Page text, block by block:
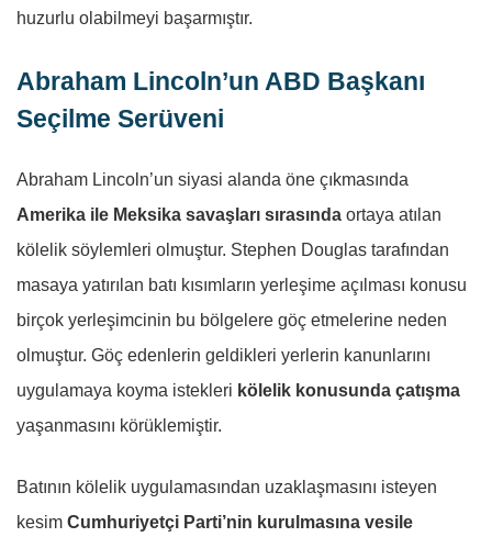
huzurlu olabilmeyi başarmıştır.
Abraham Lincoln’un ABD Başkanı
Seçilme Serüveni
Abraham Lincoln’un siyasi alanda öne çıkmasında
Amerika ile Meksika savaşları sırasında ortaya atılan
kölelik söylemleri olmuştur. Stephen Douglas tarafından
masaya yatırılan batı kısımların yerleşime açılması konusu
birçok yerleşimcinin bu bölgelere göç etmelerine neden
olmuştur. Göç edenlerin geldikleri yerlerin kanunlarını
uygulamaya koyma istekleri kölelik konusunda çatışma
yaşanmasını körüklemiştir.
Batının kölelik uygulamasından uzaklaşmasını isteyen
kesim Cumhuriyetçi Parti’nin kurulmasına vesile